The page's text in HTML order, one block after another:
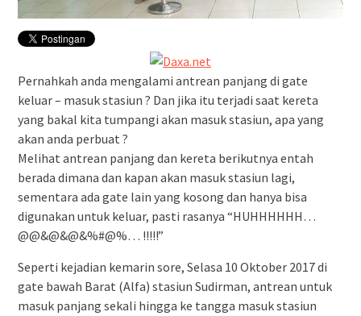
Pernahkah anda mengalami antrean panjang di gate
keluar – masuk stasiun ? Dan jika itu terjadi saat kereta
yang bakal kita tumpangi akan masuk stasiun, apa yang
akan anda perbuat ?
Melihat antrean panjang dan kereta berikutnya entah
berada dimana dan kapan akan masuk stasiun lagi,
sementara ada gate lain yang kosong dan hanya bisa
digunakan untuk keluar, pasti rasanya “HUHHHHHH…
@@&@&@&%#@%… !!!!!”
Seperti kejadian kemarin sore, Selasa 10 Oktober 2017 di
gate bawah Barat (Alfa) stasiun Sudirman, antrean untuk
masuk panjang sekali hingga ke tangga masuk stasiun